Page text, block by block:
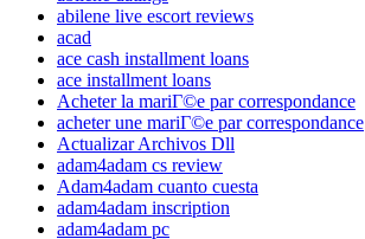
abilene live escort reviews
acad
ace cash installment loans
ace installment loans
Acheter la mariГ©e par correspondance
acheter une mariГ©e par correspondance
Actualizar Archivos Dll
adam4adam cs review
Adam4adam cuanto cuesta
adam4adam inscription
adam4adam pc